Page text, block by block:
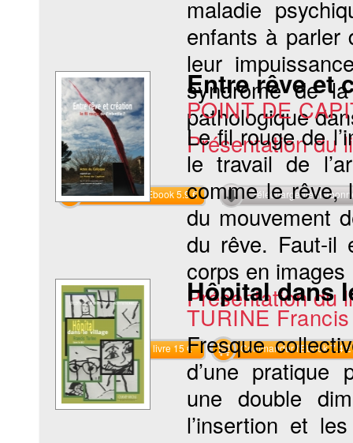
maladie
enfants à parler
leur
syndrome de
pathologique
Présentation du
Commander l'Ebook 5.9 € Téléchargement
Entre rêve et
POINT DE
Le fil rouge de
le travail de
comme le rêve,
du mouvement
du rêve. Faut-il
corps en
Présentation du
Commander le livre 15 € Commander l'Ebook 7.4 €
Hôpital dans
TURINE Francis
Fresque
d’une pratique
une double
l’insertion et